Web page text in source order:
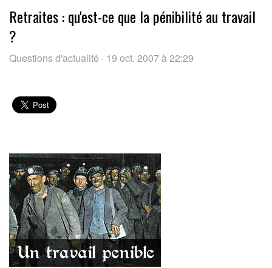
Retraites : qu'est-ce que la pénibilité au travail
?
Questions d'actualité · 19 oct. 2007 à 22:29